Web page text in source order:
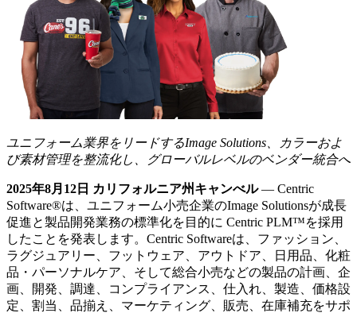
ユニフォーム業界をリードするImage Solutions、カラーおよ
び素材管理を整流化し、グローバルレベルのベンダー統合へ
2025年8月 12 日 カリフォルニア州キャンべル— Centric
Software®は、ユニフォーム小売企業のImage Solutionsが成長
促進と製品開発業務の標準化を目的に Centric PLM™を採用
したことを発表します。Centric Softwareは、ファッション、
ラグジュアリー、フットウェア、アウトドア、日用品、化粧
品・パーソナルケア、そして総合小売などの製品の計画、企
画、開発、調達、コンプライアンス、仕入れ、製造、価格設
定、割当、品揃え、マーケティング、販売、在庫補充をサポ